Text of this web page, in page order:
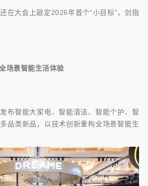
在大会上敲定2026年首个“小目标”，剑指
场景智能生活体验
布智能大家电、智能清洁、智能个护、智
品类新品，以技术创新重构全场景智能生